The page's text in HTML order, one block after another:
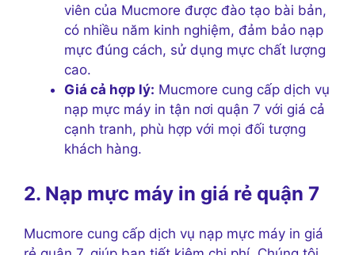
viên của Mucmore được đào tạo bài bản,
có nhiều năm kinh nghiệm, đảm bảo nạp
mực đúng cách, sử dụng mực chất lượng
cao.
Giá cả hợp lý: Mucmore cung cấp dịch vụ
nạp mực máy in tận nơi quận 7 với giá cả
cạnh tranh, phù hợp với mọi đối tượng
khách hàng.
2. Nạp mực máy in giá rẻ quận 7
Mucmore cung cấp dịch vụ nạp mực máy in giá